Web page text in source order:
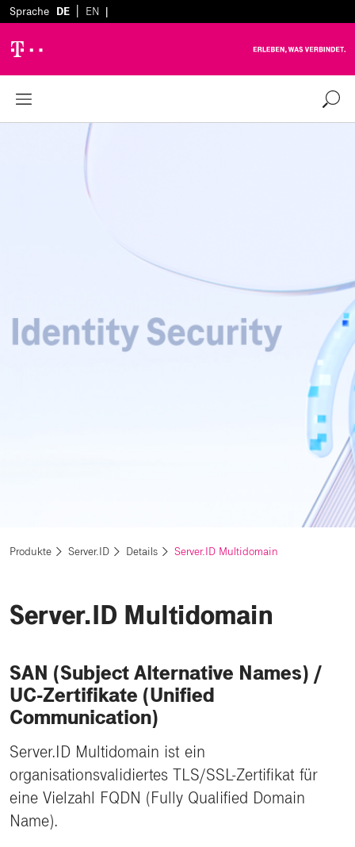
Sprache DE EN |
Produkte Server.ID Details Server.ID Multidomain
Server.ID Multidomain
SAN (Subject Alternative Names) /
UC-Zertifikate (Unified
Communication)
Server.ID Multidomain ist ein
organisationsvalidiertes TLS/SSL-Zertifikat für
eine Vielzahl FQDN (Fully Qualified Domain
Name).